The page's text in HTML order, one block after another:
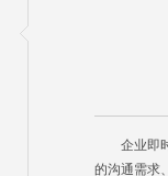
企业即时
的沟通需求